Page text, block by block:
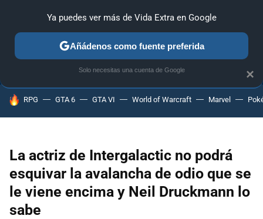
ANÁLISIS GUÍAS Y TRUCOS PC SONY NINTENDO
HOY SE HABLA DE
RPG GTA 6 GTA VI World of Warcraft Marvel
La actriz de Intergalactic no podrá
esquivar la avalancha de odio que se
le viene encima y Neil Druckmann lo
sabe
×
Ya puedes ver más de Vida Extra en Google
Añádenos como fuente preferida
Solo necesitas una cuenta de Google